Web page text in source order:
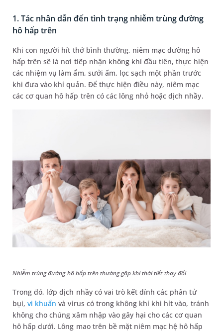
1. Tác nhân dẫn đến tình trạng nhiễm trùng đường
hô hấp trên
Khi con người hít thở bình thường, niêm mạc đường hô
hấp trên sẽ là nơi tiếp nhận không khí đầu tiên, thực hiện
các nhiệm vụ làm ẩm, sưởi ấm, lọc sạch một phần trước
khi đưa vào khí quản. Để thực hiện điều này, niêm mạc
các cơ quan hô hấp trên có các lông nhỏ hoặc dịch nhầy.
Nhiễm trùng đường hô hấp trên thường gặp khi thời tiết thay đổi
Trong đó, lớp dịch nhầy có vai trò kết dính các phân tử
bụi,vi khuẩn và virus có trong không khí khi hít vào, tránh
không cho chúng xâm nhập vào gây hại cho các cơ quan
hô hấp dưới. Lông mao trên bề mặt niêm mạc hệ hô hấp